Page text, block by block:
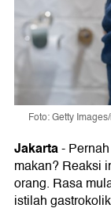
Foto: Getty
Jakarta-
makan? Reaksi
orang. Rasa
istilah